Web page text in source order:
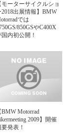
モーターサイクルショ
2018出展情報】BMW
では
850GSやC400X
国内初公開！
BMW Motorrad
2009】開催
発表！